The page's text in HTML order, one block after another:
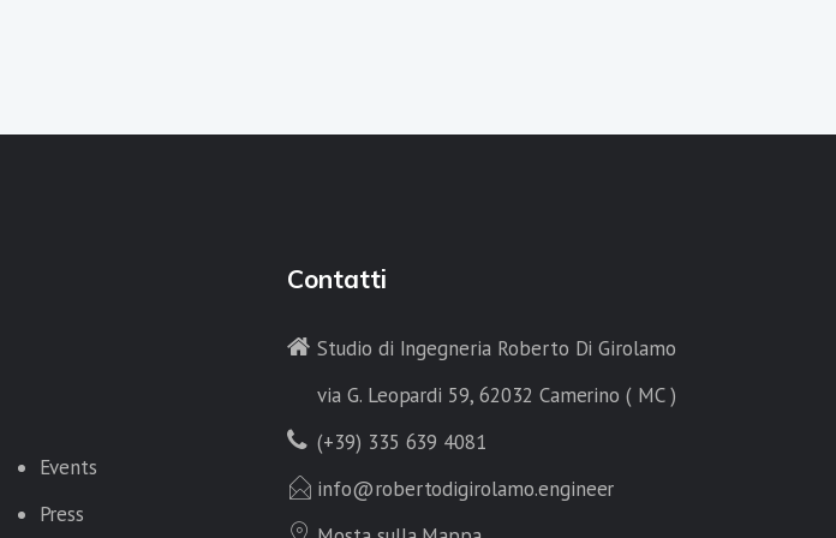
Events
Press
Contatti
Studio di Ingegneria Roberto Di Girolamo
via G. Leopardi 59, 62032 Camerino ( MC )
(+39) 335 639 4081
info@robertodigirolamo.engineer